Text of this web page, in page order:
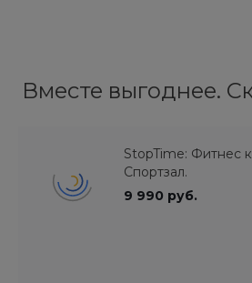
Вместе выгоднее.
StopTime: Фитнес
Спортзал.
9 990 руб.